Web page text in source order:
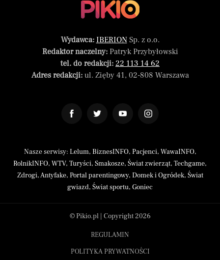
Wydawca: IBERIONSp. z o.o.
Redaktor naczelny:Patryk Przybyłowski
tel. do redakcji: 22 113 14 62
Adres redakcji:ul. Zięby 41, 02-808 Warszawa
Nasze serwisy: Lelum, BiznesINFO, Pacjenci, WawaINFO,
RolnikINFO, WTV, Turyści, Smakosze, Świat zwierząt, Techgame,
Zdrogi,Antyfake, Portal parentingowy, Domek i Ogródek, Świat
gwiazd, Świat sportu, Goniec
© Pikio.pl | Copyright 2026
REGULAMIN
POLITYKA PRYWATNOŚCI